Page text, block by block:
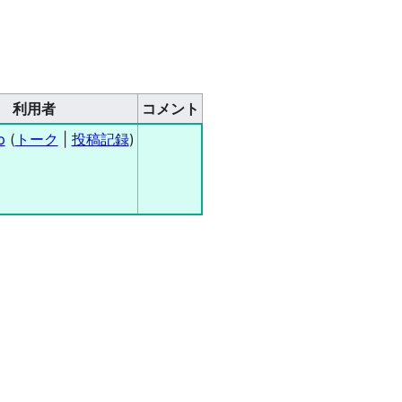
利用者
コメント
( トーク 投稿記録)